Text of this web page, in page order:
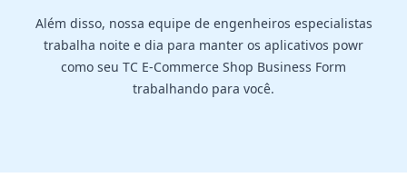
Além disso, nossa equipe de engenheiros especialistas
trabalha noite e dia para manter os aplicativos powr
como seu TC E-Commerce Shop Business Form
trabalhando para você.